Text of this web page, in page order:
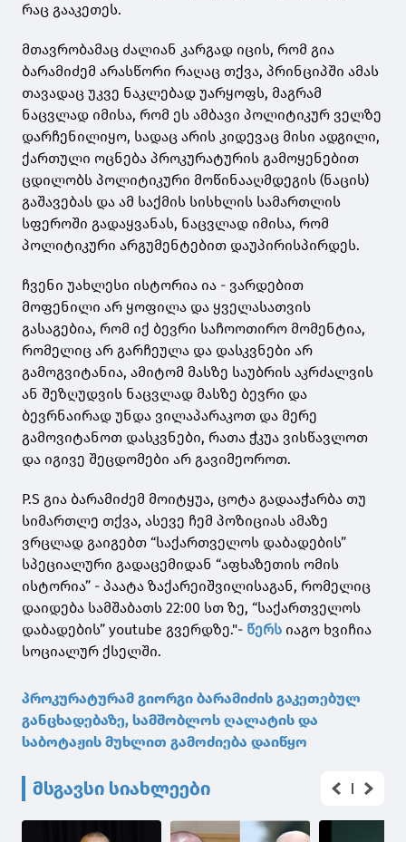
რაც გააკეთეს.
მთავრობამაც ძალიან კარგად იცის, რომ გია
ბარამიძემ არასწორი რაღაც თქვა, პრინციპში ამას
თავადაც უკვე ნაკლებად უარყოფს, მაგრამ
ნაცვლად იმისა, რომ ეს ამბავი პოლიტიკურ ველზე
დარჩენილიყო, სადაც არის კიდევაც მისი ადგილი,
ქართული ოცნება პროკურატურის გამოყენებით
ცდილობს პოლიტიკური მოწინააღმდეგის (ნაცის)
გაშავებას და ამ საქმის სისხლის სამართლის
სფეროში გადაყვანას, ნაცვლად იმისა, რომ
პოლიტიკური არგუმენტებით დაუპირისპირდეს.
ჩვენი უახლესი ისტორია ია - ვარდებით
მოფენილი არ ყოფილა და ყველასათვის
გასაგებია, რომ იქ ბევრი საჩოოთირო მომენტია,
რომელიც არ გარჩეულა და დასკვნები არ
გამოგვიტანია, ამიტომ მასზე საუბრის აკრძალვის
ან შეზღუდვის ნაცვლად მასზე ბევრი და
ბევრნაირად უნდა ვილაპარაკოთ და მერე
გამოვიტანოთ დასკვნები, რათა ჭკუა ვისწავლოთ
და იგივე შეცდომები არ გავიმეოროთ.
P.S გია ბარამიძემ მოიტყუა, ცოტა გადააჭარბა თუ
სიმართლე თქვა, ასევე ჩემ პოზიციას ამაზე
ვრცლად გაიგებთ “საქართველოს დაბადების”
სპეციალური გადაცემიდან “აფხაზეთის ომის
ისტორია” - პაატა ზაქარეიშვილისაგან, რომელიც
დაიდება სამშაბათს 22:00 სთ ზე, “საქართველოს
დაბადების” youtube გვერდზე."- წერს იაგო ხვიჩია
სოციალურ ქსელში.
პროკურატურამ გიორგი ბარამიძის გაკეთებულ
განცხადებაზე, სამშობლოს ღალატის და
საბოტაჟის მუხლით გამოძიება დაიწყო
მსგავსი სიახლეები